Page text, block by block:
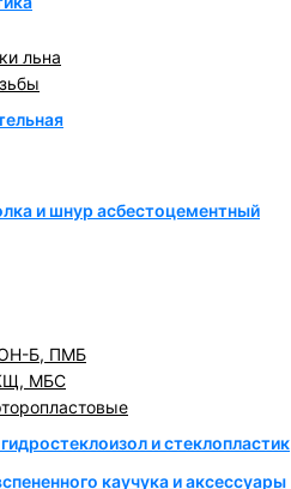
льна
и шнур асбестоцементный
Б, ПМБ
МБС
и стеклопластик
каучука и аксессуары